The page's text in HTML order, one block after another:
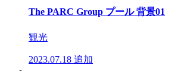
The PARC Group プール 背景01
観光
2023.07.18 追加